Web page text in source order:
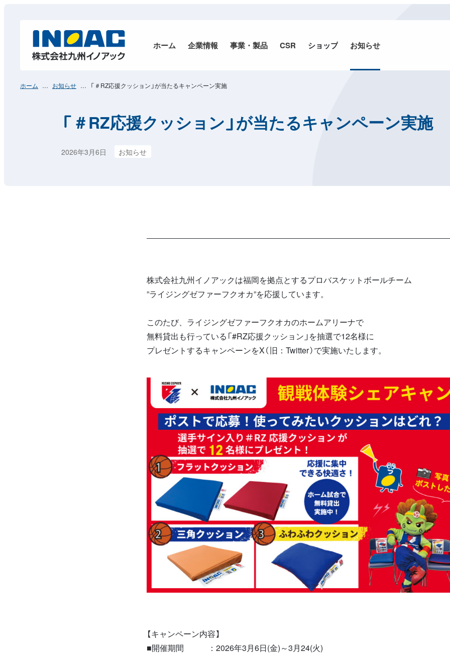
ホーム 企業情報 事業・ 製品 CSR ショップ お知らせ
ホーム お知らせ 「＃RZ応援クッション」が当たるキャンペーン実施
「＃RZ応援クッション」が当たるキャンペーン実施
2026年3月6日 お知らせ
株式会社九州イノアックは福岡を拠点とするプロバスケットボールチーム
”ライジングゼファーフクオカ”を応援しています。
このたび、ライジングゼファーフクオカのホームアリーナで
無料貸出も行っている「#RZ応援クッション」を抽選で12名様に
プレゼントするキャンペーンをX（旧：Twitter）で実施いたします。
【キャンペーン内容】
■開催期間 ：2026年3月6日(金)～3月24(火)